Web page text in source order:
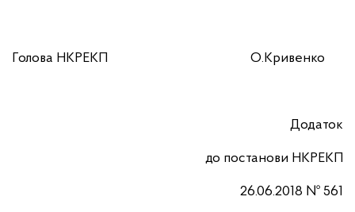
Голова НКРЕКП О.Кривенко
Додаток
до постанови НКРЕКП
26.06.2018 № 561